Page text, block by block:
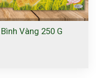
Vàng 250 G